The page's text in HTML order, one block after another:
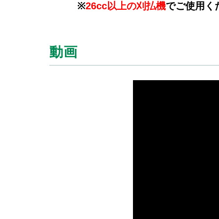
※26cc以上の刈払機でご使用く
動画